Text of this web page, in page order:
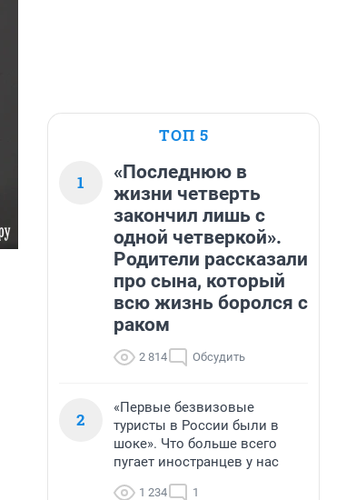
ТОП 5
1
«Последнюю в
жизни четверть
закончил лишь с
одной четверкой».
Родители рассказали
про сына, который
всю жизнь боролся с
раком
2 814 Обсудить
2
«Первые безвизовые
туристы в России были в
шоке». Что больше всего
пугает иностранцев у нас
1 234 1